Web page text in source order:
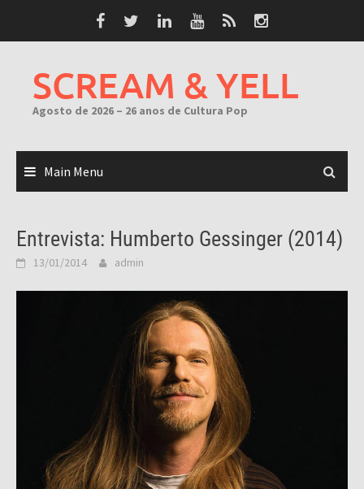
SCREAM & YELL
Agosto de 2026 – 26 anos de Cultura Pop
Main Menu
Entrevista: Humberto Gessinger (2014)
13/01/2014 admin